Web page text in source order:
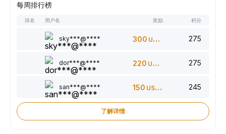
每周排行榜
排名 用户名 奖励 积分
sky***@**** 300 USDT 275
dor***@**** 220 USDT 275
san***@**** 150 USDT 245
了解详情